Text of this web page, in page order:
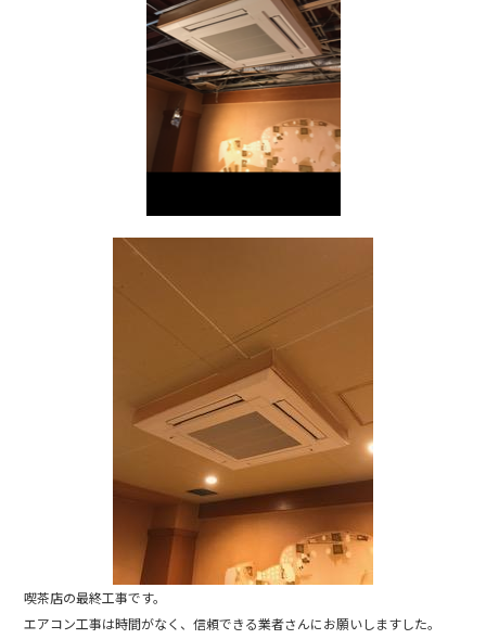
喫茶店の最終工事です。
エアコン工事は時間がなく、信頼できる業者さんにお願いしますした。